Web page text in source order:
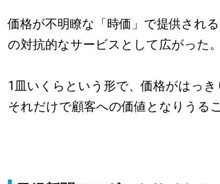
価格が不明瞭な「時価」で提供され
の対抗的なサービスとして広がった
1皿いくらという形で、価格がはっ
それだけで顧客への価値となりうる